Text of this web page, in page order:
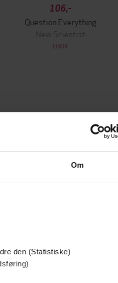
Om
den (Statistiske)
106,-
Question Everything
New Scientist
EBOK